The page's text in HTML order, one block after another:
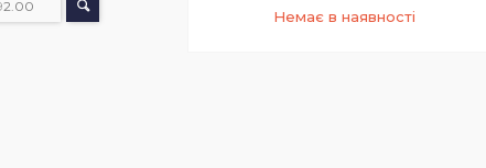
Немає в наявності